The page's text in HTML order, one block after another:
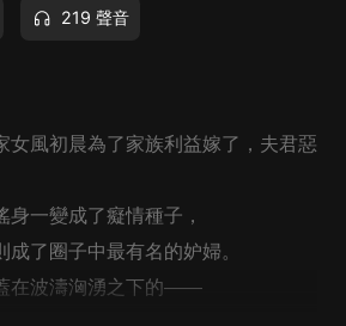
219 聲音
女風初晨為了家族利益嫁了，夫君惡
一變成了癡情種子，
了圈子中最有名的妒婦。
在波濤洶湧之下的——